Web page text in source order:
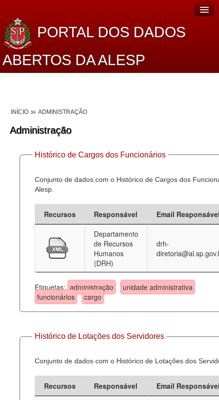
PORTAL DOS DADOS
ABERTOS DA ALESP
Dados Abertos Alesp
Lei de Acesso à Informação
Dados Governamentais Abertos
Planejamento
Catálogo de dados
Processo Legislativo
Administração
Legislação
Agenda
Perguntas frequentes
Contato
INÍCIO ADMINISTRAÇÃO
Administração
Histórico de Cargos dos Funcionários
Conjunto de dados com o Histórico de Cargos dos
Alesp.
Recursos Responsável
Email
Departamento
de Recursos
Humanos
(DRH)
drh-
Etiquetas: administração
unidade administrativa
funcionários
cargo
Histórico de Lotações dos Servidores
Conjunto de dados com o Histórico de Lotações dos
Recursos Responsável
Email